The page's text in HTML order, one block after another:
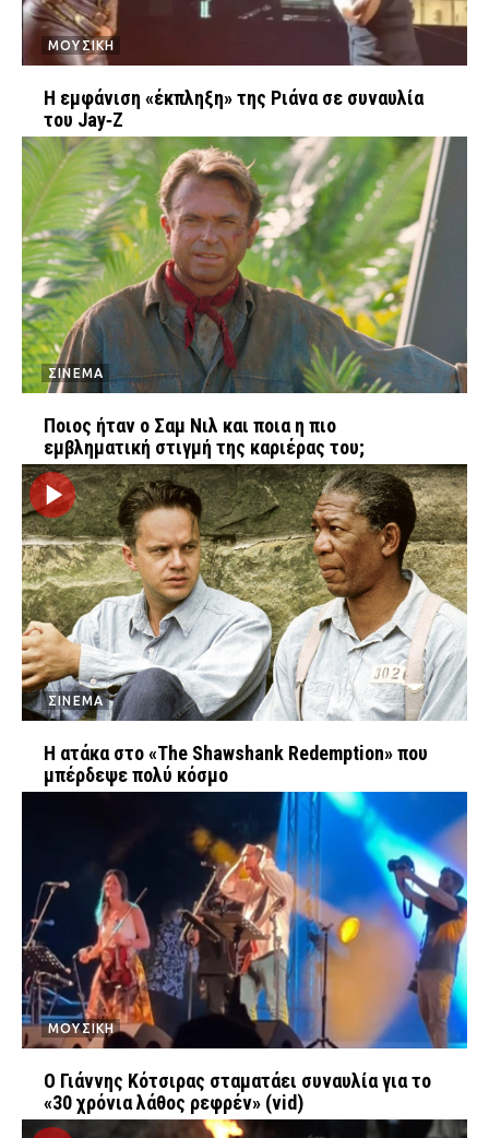
ΜΟΥΣΙΚΗ
Η εμφάνιση «έκπληξη» της Ριάνα σε συναυλία
του Jay‑Z
ΣΙΝΕΜΑ
Ποιος ήταν ο Σαμ Νιλ και ποια η πιο
εμβληματική στιγμή της καριέρας του;
ΣΙΝΕΜΑ
Η ατάκα στο «The Shawshank Redemption» που
μπέρδεψε πολύ κόσμο
ΜΟΥΣΙΚΗ
Ο Γιάννης Κότσιρας σταματάει συναυλία για το
«30 χρόνια λάθος ρεφρέν» (vid)